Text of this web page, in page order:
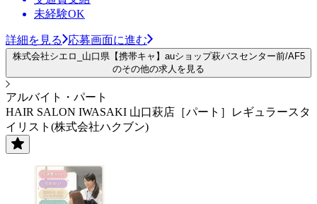
未経験OK
詳細を見る 応募画面に進む
株式会社シエロ_山口県【携帯キャ】auショップ萩バスセンター前/AF5
のその他の求人を見る
アルバイト・パート
HAIR SALON IWASAKI 山口萩店［パート］レギュラースタ
イリスト(株式会社ハクブン)